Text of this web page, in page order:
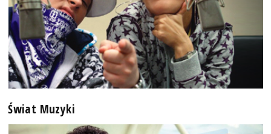
Świat Muzyki